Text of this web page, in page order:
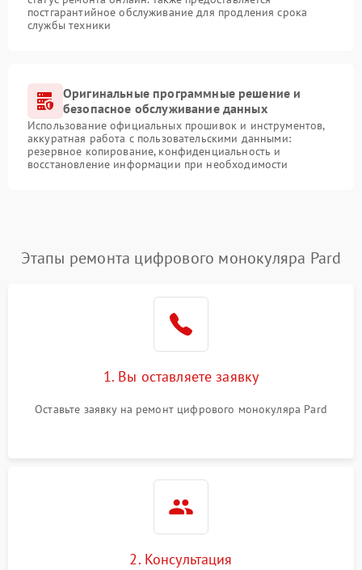
постгарантийное обслуживание для продления срока
службы техники
Оригинальные программные решение и
безопасное обслуживание данных
Использование официальных прошивок и инструментов,
аккуратная работа с пользовательскими данными:
резервное копирование, конфиденциальность и
восстановление информации при необходимости
Этапы ремонта цифрового монокуляра Pard
1. Вы оставляете заявку
Оставьте заявку на ремонт цифрового монокуляра Pard
2. Консультация